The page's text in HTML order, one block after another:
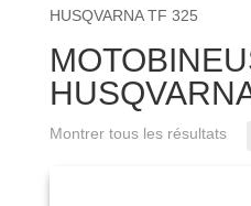
HUSQVARNA TF 325
Montrer tous les résultats